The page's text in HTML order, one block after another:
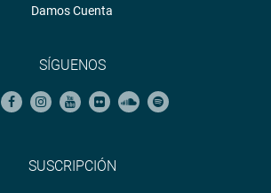
Damos Cuenta
SÍGUENOS
SUSCRIPCIÓN